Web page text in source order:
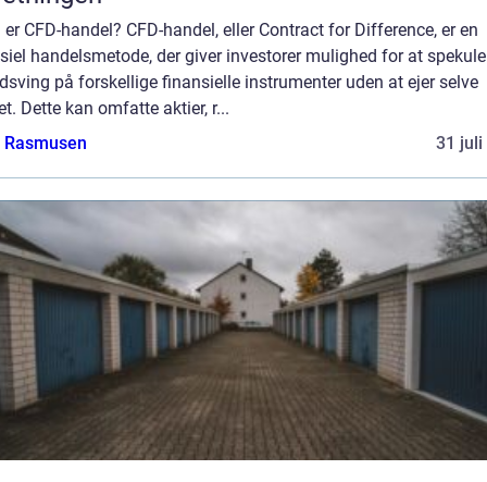
er CFD-handel? CFD-handel, eller Contract for Difference, er en
handelsmetode, der giver investorer mulighed for at
på forskellige finansielle instrumenter uden at ejer selve
Dette kan omfatte aktier, r...
31 juli